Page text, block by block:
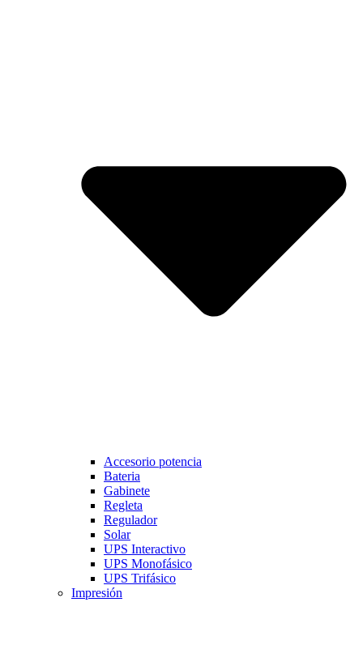
Accesorio potencia
Bateria
Gabinete
Regleta
Regulador
Solar
UPS Interactivo
UPS Monofásico
UPS Trifásico
Impresión